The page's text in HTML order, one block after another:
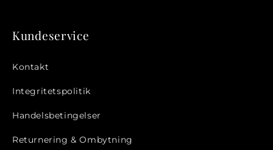
Kundeservice
Kontakt
Integritetspolitik
Handelsbetingelser
Returnering & Ombytning